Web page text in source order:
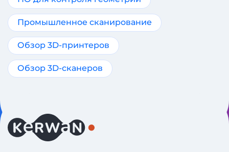
Промышленное сканирование
Обзор 3D-принтеров
Обзор 3D-сканеров